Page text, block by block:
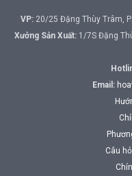
VP:20/25 Đặng Thùy Trâm,
Xưởng Sản Xuất: 1/7S Đặng
Email:
Câu